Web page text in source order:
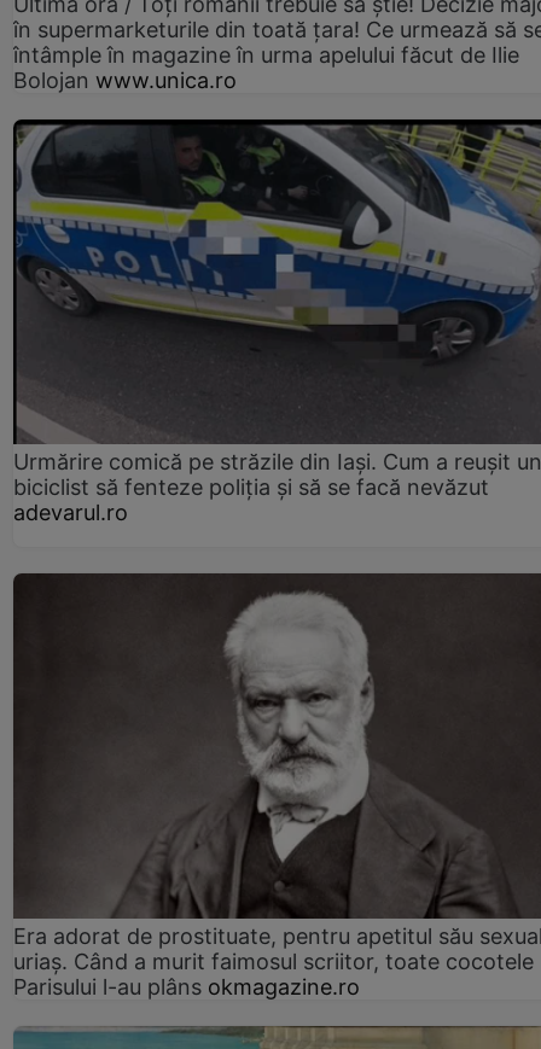
în supermarketurile din toată țara! Ce urmează să
întâmple în magazine în urma apelului făcut de Ilie
Bolojan www.unica.ro
Urmărire comică pe străzile din Iași. Cum a reușit un
biciclist să fenteze poliția și să se facă nevăzut
adevarul.ro
Era adorat de prostituate, pentru apetitul său
uriaș. Când a murit faimosul scriitor, toate cocotele
Parisului l-au plâns okmagazine.ro